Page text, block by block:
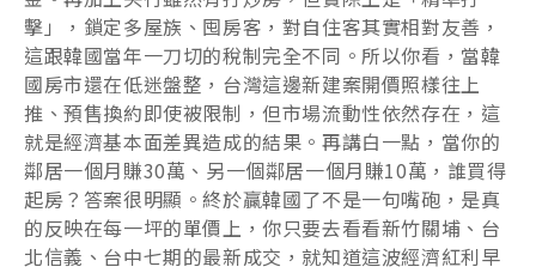
擊」，鎖定多屋族、囤房客，對自住客其實相對友善，
這跟韓國當年一刀切的稅制完全不同。所以你看，當韓
國房市還在低迷盤整，台灣這邊新建案開價照樣往上
推、預售換約即使被限制，但市場流動性依然存在，這
就是經濟基本面差異造成的結果。再講白一點，當你的
鄰居一個月賺30萬、另一個鄰居一個月賺10萬，誰買得
起房？答案很明顯。終於贏韓國了不是一句嘴砲，是真
的反映在每一坪的單價上，你只要去看看新竹關埔、台
北信義、台中七期的最新成交，就知道這波經濟紅利早